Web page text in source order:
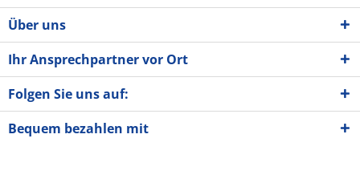
Über uns
Ihr Ansprechpartner vor Ort
Folgen Sie uns auf:
Bequem bezahlen mit